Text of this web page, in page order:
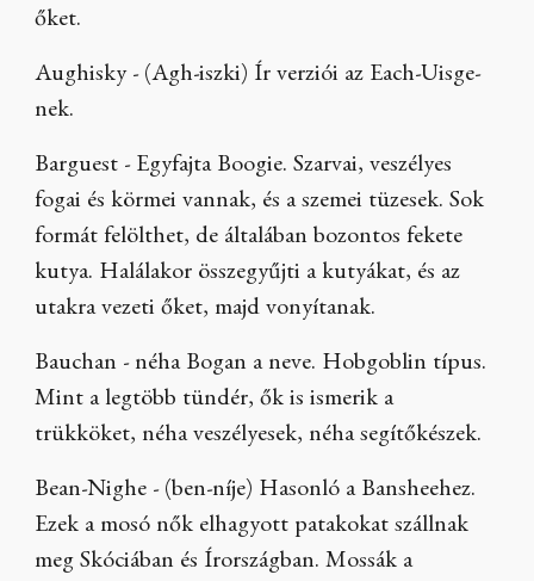
őket.
Aughisky - (Agh-iszki) Ír verziói az Each-Uisge-
nek.
Barguest - Egyfajta Boogie. Szarvai, veszélyes
fogai és körmei vannak, és a szemei tüzesek. Sok
formát felölthet, de általában bozontos fekete
kutya. Halálakor összegyűjti a kutyákat, és az
utakra vezeti őket, majd vonyítanak.
Bauchan - néha Bogan a neve. Hobgoblin típus.
Mint a legtöbb tündér, ők is ismerik a
trükköket, néha veszélyesek, néha segítőkészek.
Bean-Nighe - (ben-níje) Hasonló a Bansheehez.
Ezek a mosó nők elhagyott patakokat szállnak
meg Skóciában és Írországban. Mossák a